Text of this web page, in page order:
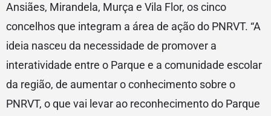
Ansiães, Mirandela, Murça e Vila Flor, os cinco
concelhos que integram a área de ação do PNRVT. “A
ideia nasceu da necessidade de promover a
interatividade entre o Parque e a comunidade escolar
da região, de aumentar o conhecimento sobre o
PNRVT, o que vai levar ao reconhecimento do Parque